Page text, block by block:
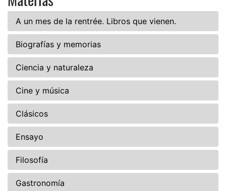
A un mes de la rentrée. Libros que vienen.
Biografías y memorias
Ciencia y naturaleza
Cine y música
Clásicos
Ensayo
Filosofía
Gastronomía